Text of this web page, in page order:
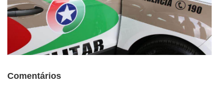
Comentários